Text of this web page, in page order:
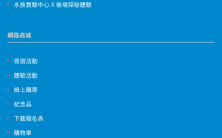
水族實驗中心 X 後場探秘體驗
網路商城
夜宿活動
體驗活動
線上購票
紀念品
下載報名表
購物車